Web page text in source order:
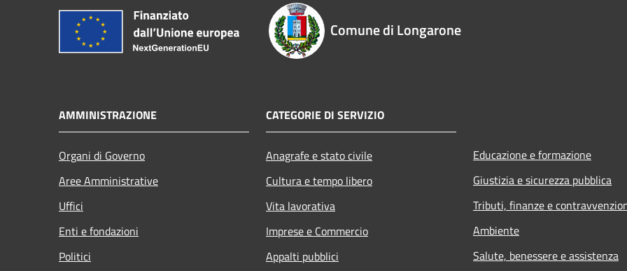
Comune di Longarone
AMMINISTRAZIONE
Organi di Governo
Aree Amministrative
Uffici
Enti e fondazioni
Politici
CATEGORIE DI SERVIZIO
Anagrafe e stato civile
Cultura e tempo libero
Vita lavorativa
Imprese e Commercio
Appalti pubblici
Educazione e formazione
Giustizia e sicurezza pubblica
Tributi, finanze e
Ambiente
Salute, benessere e assistenza